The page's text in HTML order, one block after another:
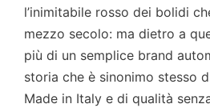
l’inimitabile rosso dei bolidi
mezzo secolo: ma dietro a
più di un semplice brand
storia che è sinonimo stesso
Made in Italy e di qualità